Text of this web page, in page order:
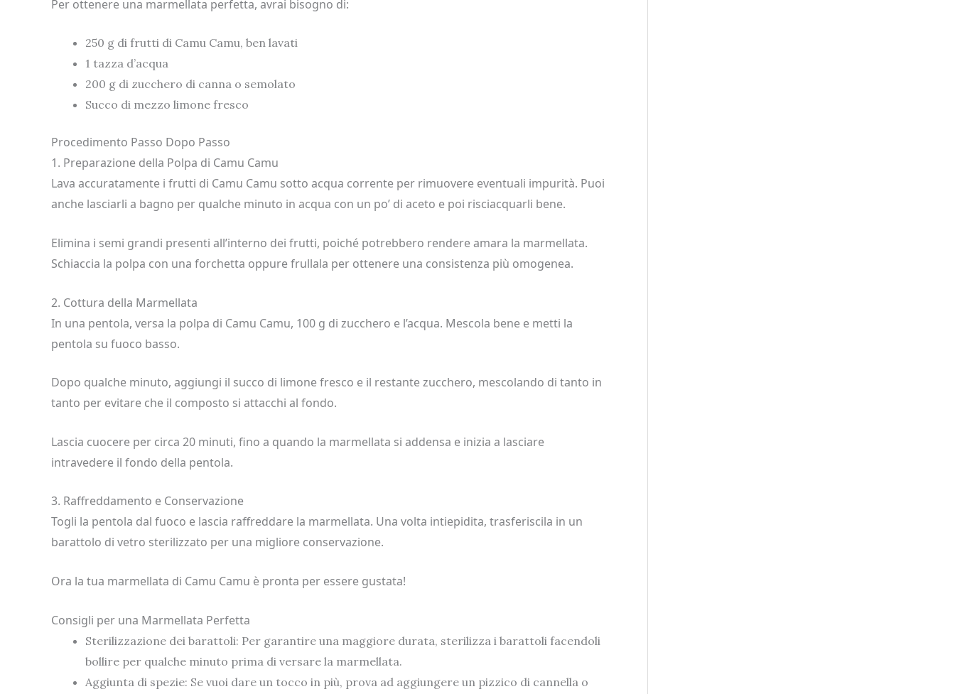
Per ottenere una marmellata perfetta, avrai bisogno di:
250 g di frutti di Camu Camu, ben lavati
1 tazza d’acqua
200 g di zucchero di canna o semolato
Succo di mezzo limone fresco
Procedimento Passo Dopo Passo
1. Preparazione della Polpa di Camu Camu
Lava accuratamente i frutti di Camu Camu sotto acqua corrente per rimuovere eventuali impurità. Puoi
anche lasciarli a bagno per qualche minuto in acqua con un po’ di aceto e poi risciacquarli bene.
Elimina i semi grandi presenti all’interno dei frutti, poiché potrebbero rendere amara la marmellata.
Schiaccia la polpa con una forchetta oppure frullala per ottenere una consistenza più omogenea.
2. Cottura della Marmellata
In una pentola, versa la polpa di Camu Camu, 100 g di zucchero e l’acqua. Mescola bene e metti la
pentola su fuoco basso.
Dopo qualche minuto, aggiungi il succo di limone fresco e il restante zucchero, mescolando di tanto in
tanto per evitare che il composto si attacchi al fondo.
Lascia cuocere per circa 20 minuti, fino a quando la marmellata si addensa e inizia a lasciare
intravedere il fondo della pentola.
3. Raffreddamento e Conservazione
Togli la pentola dal fuoco e lascia raffreddare la marmellata. Una volta intiepidita, trasferiscila in un
barattolo di vetro sterilizzato per una migliore conservazione.
Ora la tua marmellata di Camu Camu è pronta per essere gustata!
Consigli per una Marmellata Perfetta
Sterilizzazione dei barattoli: Per garantire una maggiore durata, sterilizza i barattoli facendoli
bollire per qualche minuto prima di versare la marmellata.
Aggiunta di spezie: Se vuoi dare un tocco in più, prova ad aggiungere un pizzico di cannella o